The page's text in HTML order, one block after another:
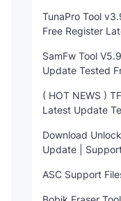
TunaPro Tool
Free Register
SamFw Tool
Update Tested
( HOT NEWS )
Latest Update
Download
Update |
ASC Support